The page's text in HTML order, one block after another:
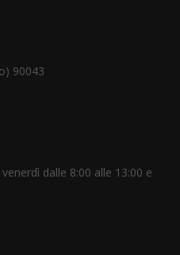
90043
dalle 8:00 alle 13:00 e